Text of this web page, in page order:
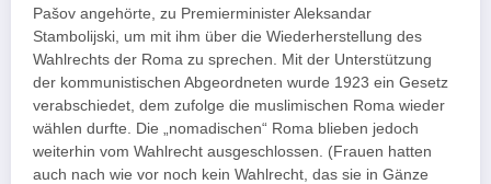
Pašov angehörte, zu Premierminister Aleksandar
Stambolijski, um mit ihm über die Wiederherstellung des
Wahlrechts der Roma zu sprechen. Mit der Unterstützung
der kommunistischen Abgeordneten wurde 1923 ein Gesetz
verabschiedet, dem zufolge die muslimischen Roma wieder
wählen durfte. Die „nomadischen“ Roma blieben jedoch
weiterhin vom Wahlrecht ausgeschlossen. (Frauen hatten
auch nach wie vor noch kein Wahlrecht, das sie in Gänze